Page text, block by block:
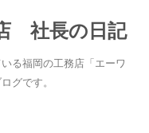
社長の日記
る福岡の工務店「エーワ
グです。